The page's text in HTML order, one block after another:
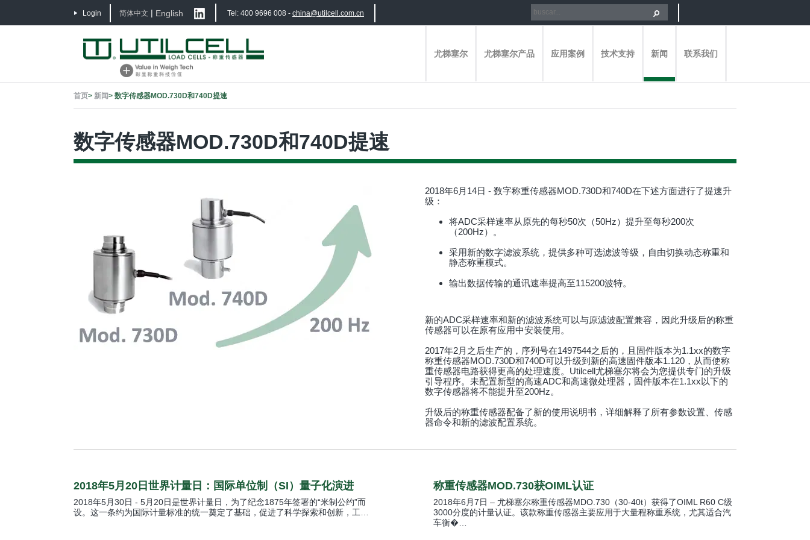
Login 简体中文 | English Tel: 400 9696 008 - china@utilcell.com.cn
尤梯塞尔 尤梯塞尔产品 应用案例 技术支持 新闻 联系我们
首页> 新闻> 数字传感器MOD.730D和740D提速
数字传感器MOD.730D和740D提速
2018年6月14日 - 数字称重传感器MOD.730D和740D在下述方面进行了提速升
级：
将ADC采样速率从原先的每秒50次（50Hz）提升至每秒200次
（200Hz）。
采用新的数字滤波系统，提供多种可选滤波等级，自由切换动态称重和
静态称重模式。
输出数据传输的通讯速率提高至115200波特。
新的ADC采样速率和新的滤波系统可以与原滤波配置兼容，因此升级后的称重
传感器可以在原有应用中安装使用。
2017年2月之后生产的，序列号在1497544之后的，且固件版本为1.1xx的数字
称重传感器MOD.730D和740D可以升级到新的高速固件版本1.120，从而使称
重传感器电路获得更高的处理速度。Utilcell尤梯塞尔将会为您提供专门的升级
引导程序。未配置新型的高速ADC和高速微处理器，固件版本在1.1xx以下的
数字传感器将不能提升至200Hz。
升级后的称重传感器配备了新的使用说明书，详细解释了所有参数设置、传感
器命令和新的滤波配置系统。
2018年5月20日世界计量日：国际单位制（SI）量子化演进
2018年5月30日 - 5月20日是世界计量日，为了纪念1875年签署的“米制公约”而
设。这一条约为国际计量标准的统一奠定了基础，促进了科学探索和创新，工…
称重传感器MOD.730获OIML认证
2018年6月7日 – 尤梯塞尔称重传感器MDO.730（30-40t）获得了OIML R60 C级
3000分度的计量认证。该款称重传感器主要应用于大量程称重系统，尤其适合汽
车衡�…